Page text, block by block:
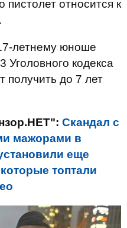
пистолет относится к
летнему юноше
Уголовного кодекса
получить до 7 лет
Скандал с
мажорами в
еще
топтали